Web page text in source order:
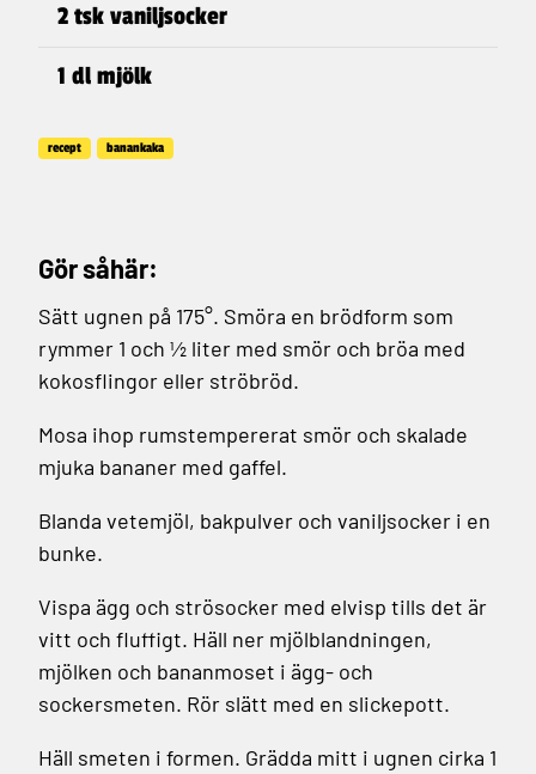
2 tsk vaniljsocker
1 dl mjölk
recept banankaka
Gör såhär:
Sätt ugnen på 175°. Smöra en brödform som
rymmer 1 och ½ liter med smör och bröa med
kokosflingor eller ströbröd.
Mosa ihop rumstempererat smör och skalade
mjuka bananer med gaffel.
Blanda vetemjöl, bakpulver och vaniljsocker i en
bunke.
Vispa ägg och strösocker med elvisp tills det är
vitt och fluffigt. Häll ner mjölblandningen,
mjölken och bananmoset i ägg- och
sockersmeten. Rör slätt med en slickepott.
Häll smeten i formen. Grädda mitt i ugnen cirka 1